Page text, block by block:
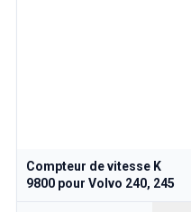
Compteur de vitesse K
9800 pour Volvo 240, 245